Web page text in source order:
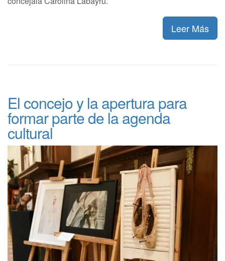
Leer Más
El concejo y la apertura para
formar parte de la agenda
cultural